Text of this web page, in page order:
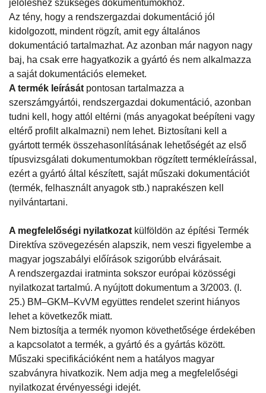
jelöléshez szükséges dokumentumokhoz.
Az tény, hogy a rendszergazdai dokumentáció jól
kidolgozott, mindent rögzít, amit egy általános
dokumentáció tartalmazhat. Az azonban már nagyon nagy
baj, ha csak erre hagyatkozik a gyártó és nem alkalmazza
a saját dokumentációs elemeket.
A termék leírását pontosan tartalmazza a
szerszámgyártói, rendszergazdai dokumentáció, azonban
tudni kell, hogy attól eltérni (más anyagokat beépíteni vagy
eltérő profilt alkalmazni) nem lehet. Biztosítani kell a
gyártott termék összehasonlításának lehetőségét az első
típusvizsgálati dokumentumokban rögzített termékleírással,
ezért a gyártó által készített, saját műszaki dokumentációt
(termék, felhasznált anyagok stb.) naprakészen kell
nyilvántartani.
A megfelelőségi nyilatkozat külföldön az építési Termék
Direktíva szövegezésén alapszik, nem veszi figyelembe a
magyar jogszabályi előírások szigorúbb elvárásait.
A rendszergazdai iratminta sokszor európai közösségi
nyilatkozat tartalmú. A nyújtott dokumentum a 3/2003. (I.
25.) BM–GKM–KvVM együttes rendelet szerint hiányos
lehet a következők miatt.
Nem biztosítja a termék nyomon követhetősége érdekében
a kapcsolatot a termék, a gyártó és a gyártás között.
Műszaki specifikációként nem a hatályos magyar
szabványra hivatkozik. Nem adja meg a megfelelőségi
nyilatkozat érvényességi idejét.